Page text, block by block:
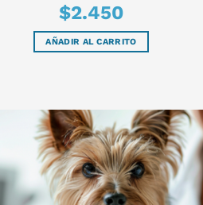
$2.450
AÑADIR AL CARRITO